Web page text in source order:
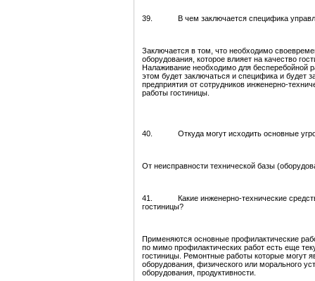
39. В чем заключается специфика
Заключается в том, что необходимо
оборудования, которое влияет на качество
Налаживание необходимо для бесперебойной
этом будет заключаться и специфика и будет
предприятия от сотрудников инженерно-
работы гостиницы.
40. Откуда могут исходить основные
От неисправности технической базы
41. Какие инженерно-технические
гостиницы?
Применяются основные профилактические
по мимо профилактических работ есть еще
гостиницы. Ремонтные работы которые могут
оборудования, физического или морального
оборудования, продуктивности.